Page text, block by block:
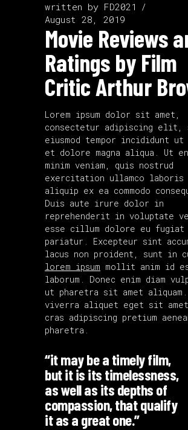
written by FD2021
August 28, 2019
Movie Reviews
Ratings by Film
Critic Arthur
Lorem ipsum dolor sit amet,
consectetur adipiscing elit,
eiusmod tempor incididunt ut
et dolore magna aliqua. Ut
minim veniam, quis nostrud
exercitation ullamco
aliquip ex ea commodo
Duis aute irure dolor in
reprehenderit in voluptate
esse cillum dolore eu fugiat
pariatur. Excepteur sint
lacus non proident, sunt in
lorem ipsum mollit anim id
laborum. Donec enim diam
ut pharetra sit amet aliquam.
viverra aliquet eget sit
cras adipiscing pretium
pharetra.
“it may be a timely film,
but it is its timelessness,
as well as its depths of
compassion, that qualify
it as a great one.”